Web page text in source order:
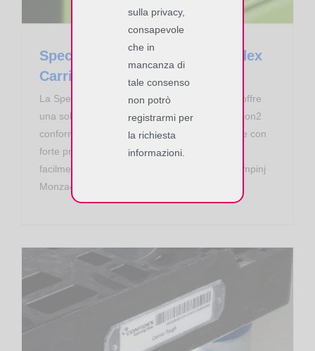
Special Label RFID UHF Confidex
Carrier
La Special Label RFID UHF Confidex Carrier offre
una soluzione di tag con EPC Class1 Generation2
conforme e affidabile. Ha uno speciale collante con
forte presa su superfici plastiche. Può essere
facilmente attaccata su vari contenitori. Chip Impinj
Monza4QT. 128bit EPC + 512bit
sulla privacy,
consapevole
che in
mancanza di
tale consenso
non potrò
registrarmi per
la richiesta
informazioni.